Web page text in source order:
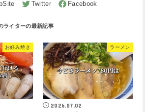
お好み焼き ラーメン
2026.07.02